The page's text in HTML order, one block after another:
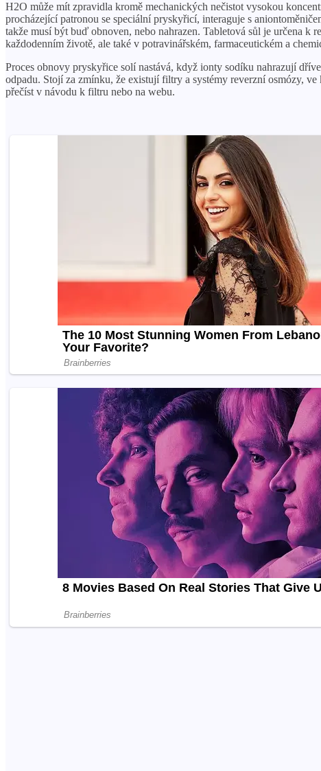
H2O může mít zpravidla kromě mechanických nečistot vysokou
procházející patronou se speciální pryskyřicí, interaguje s
takže musí být buď obnoven, nebo nahrazen. Tabletová sůl je určena
každodenním životě, ale také v potravinářském, farmaceutickém a
Proces obnovy pryskyřice solí nastává, když ionty sodíku nahrazují
odpadu. Stojí za zmínku, že existují filtry a systémy reverzní osmózy,
přečíst v návodu k filtru nebo na webu.